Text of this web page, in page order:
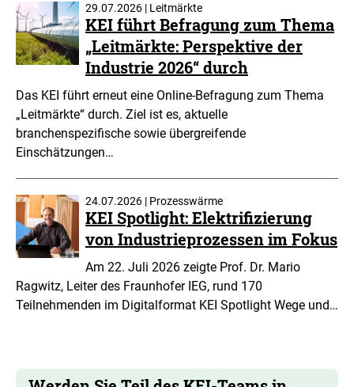
29.07.2026 | Leitmärkte
KEI führt Befragung zum Thema
„Leitmärkte: Perspektive der
Industrie 2026“ durch
Das KEI führt erneut eine Online-Befragung zum Thema
„Leitmärkte“ durch. Ziel ist es, aktuelle
branchenspezifische sowie übergreifende
Einschätzungen…
24.07.2026 | Prozesswärme
KEI Spotlight: Elektrifizierung
von Industrieprozessen im Fokus
Am 22. Juli 2026 zeigte Prof. Dr. Mario
Ragwitz, Leiter des Fraunhofer IEG, rund 170
Teilnehmenden im Digitalformat KEI Spotlight Wege und…